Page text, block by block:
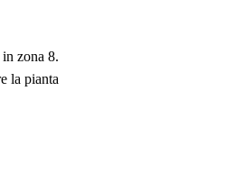
zona 8.
la pianta